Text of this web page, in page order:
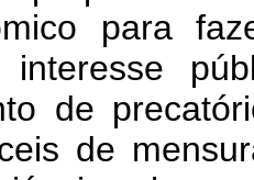
para
interesse
de
de